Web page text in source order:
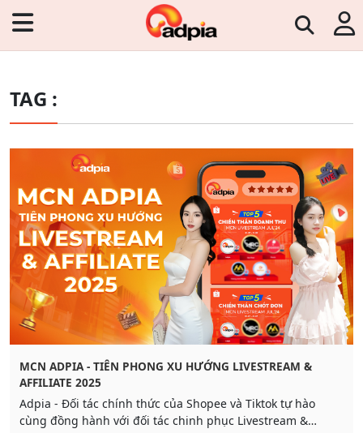
TAG :
MCN ADPIA - TIÊN PHONG XU HƯỚNG LIVESTREAM &
AFFILIATE 2025
Adpia - Đối tác chính thức của Shopee và Tiktok tự hào
cùng đồng hành với đối tác chinh phục Livestream &